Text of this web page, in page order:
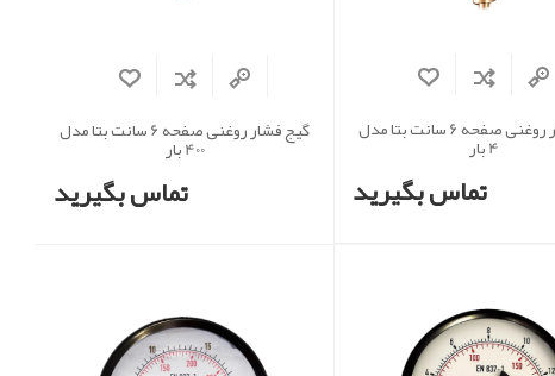
گیج فشار روغنی صفحه 6 سانت بتا مدل
4 بار
تماس بگیرید
گیج فشار روغنی صفحه 6 سانت بتا مدل
400 بار
تماس بگیرید